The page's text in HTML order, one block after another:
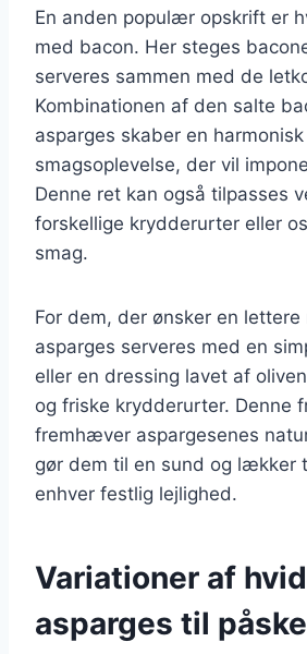
En anden populær opskrift er
med bacon. Her steges
serveres sammen med de
Kombinationen af den salte
asparges skaber en harmonisk
smagsoplevelse, der vil
Denne ret kan også tilpasses
forskellige krydderurter eller
smag.
For dem, der ønsker en
asparges serveres med en
eller en dressing lavet af
og friske krydderurter. Denne
fremhæver aspargesenes
gør dem til en sund og lækker
enhver festlig lejlighed.
Variationer af
asparges til